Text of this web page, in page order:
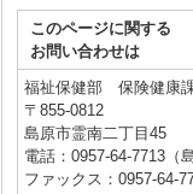
このページに関する
お問い合わせは
福祉保健部 保険健康
〒855-0812
島原市霊南二丁目45
電話：0957-64-7713（
ファックス：0957-64-